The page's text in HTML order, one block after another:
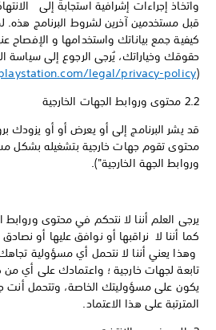
واتخاذ إجراءات إشرافية استجابةً إلى
قبل مستخدمين آخرين لشروط البرنامج هذه.
كيفية جمع بياناتك واستخدامها و الإفصاح
حقوقك وخياراتك، يُرجى الرجوع إلى سياسة
(
legal/privacy-policy
2.2 محتوى وروابط الجهات الخارجية
قد يشر البرنامج إلى أو يعرض أو أو يزودك
محتوى تقوم جهات خارجية بتشغيله بشكل
وروابط الجهة الخارجية").
يرجى العلم أننا لا نتحكم في محتوى وروابط
كما أننا لا نراقبها أو نوافق عليها أو
وهذا يعني أننا لا نتحمل أي مسؤولية
تابعة لجهات خارجية ؛ واعتمادك على أي من
يكون على مسؤوليتك الخاصة، وتتحمل أنت
المترتبة على هذا الاعتماد.